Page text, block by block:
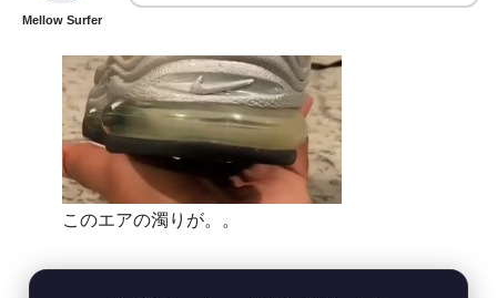
Mellow Surfer
このエアの濁りが。。